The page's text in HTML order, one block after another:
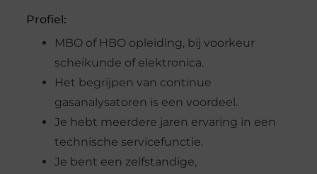
Profiel:
MBO of HBO opleiding, bij voorkeur
scheikunde of elektronica.
Het begrijpen van continue
gasanalysatoren is een voordeel.
Je hebt meerdere jaren ervaring in een
technische servicefunctie.
Je bent een zelfstandige,